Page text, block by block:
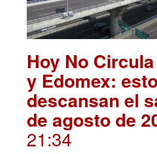
Hoy No
y Edomex:
descansan el
de agosto de
21:34